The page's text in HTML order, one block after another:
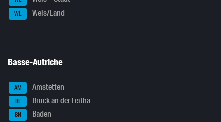
WL Wels/Land
Basse-Autriche
AM Amstetten
BL Bruck an der Leitha
BN Baden